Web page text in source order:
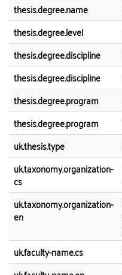
thesis.degree.name
thesis.degree.level
thesis.degree.discipline
thesis.degree.discipline
thesis.degree.program
thesis.degree.program
uk.thesis.type
uk.taxonomy.organization-
cs
uk.taxonomy.organization-
en
uk.faculty-name.cs